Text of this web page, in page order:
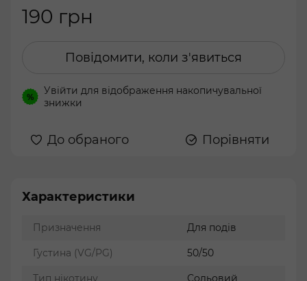
190 грн
Повідомити, коли з'явиться
% Увійти для відображення накопичувальної
знижки
До обраного Порівняти
Характеристики
Призначення Для подів
Густина (VG/PG) 50/50
Тип нікотину Сольовий